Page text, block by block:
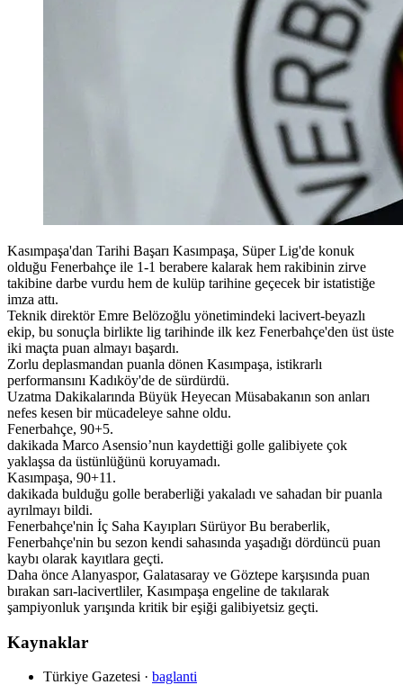
Kasımpaşa'dan Tarihi Başarı Kasımpaşa, Süper Lig'de konuk
olduğu Fenerbahçe ile 1-1 berabere kalarak hem rakibinin zirve
takibine darbe vurdu hem de kulüp tarihine geçecek bir istatistiğe
imza attı.
Teknik direktör Emre Belözoğlu yönetimindeki lacivert-beyazlı
ekip, bu sonuçla birlikte lig tarihinde ilk kez Fenerbahçe'den üst üste
iki maçta puan almayı başardı.
Zorlu deplasmandan puanla dönen Kasımpaşa, istikrarlı
performansını Kadıköy'de de sürdürdü.
Uzatma Dakikalarında Büyük Heyecan Müsabakanın son anları
nefes kesen bir mücadeleye sahne oldu.
Fenerbahçe, 90+5.
dakikada Marco Asensio’nun kaydettiği golle galibiyete çok
yaklaşsa da üstünlüğünü koruyamadı.
Kasımpaşa, 90+11.
dakikada bulduğu golle beraberliği yakaladı ve sahadan bir puanla
ayrılmayı bildi.
Fenerbahçe'nin İç Saha Kayıpları Sürüyor Bu beraberlik,
Fenerbahçe'nin bu sezon kendi sahasında yaşadığı dördüncü puan
kaybı olarak kayıtlara geçti.
Daha önce Alanyaspor, Galatasaray ve Göztepe karşısında puan
bırakan sarı-lacivertliler, Kasımpaşa engeline de takılarak
şampiyonluk yarışında kritik bir eşiği galibiyetsiz geçti.
Kaynaklar
Türkiye Gazetesi · baglanti